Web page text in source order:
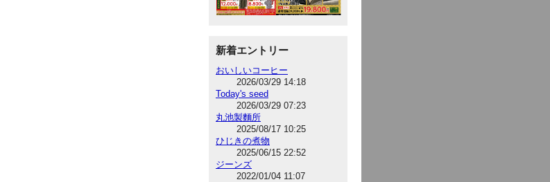
新着エントリー
おいしいコーヒー
2026/03/29 14:18
Today's seed
2026/03/29 07:23
丸池製麵所
2025/08/17 10:25
ひじきの煮物
2025/06/15 22:52
ジーンズ
2022/01/04 11:07